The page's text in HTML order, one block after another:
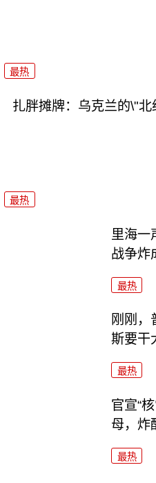
最热
扎胖摊牌：乌克兰的\"北
最热
里海一
战争炸
最热
刚刚，
斯要干
最热
官宣“
母，炸
最热